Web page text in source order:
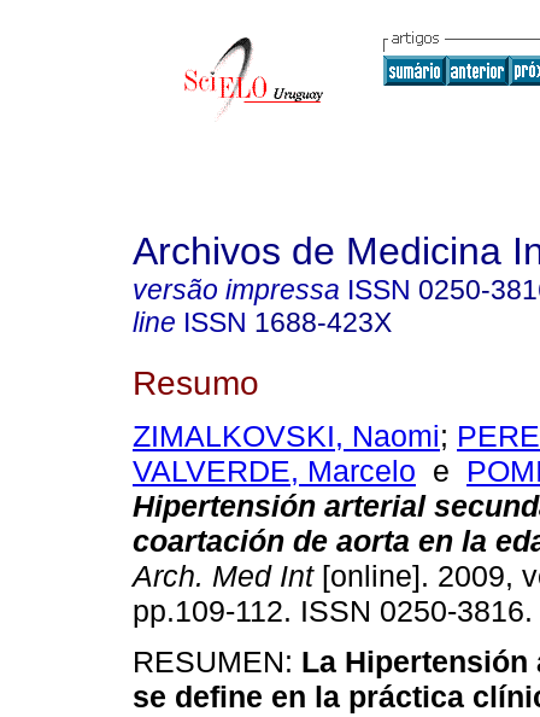
Archivos de Medicina
versão impressa ISSN 0250-
line ISSN 1688-423X
Resumo
ZIMALKOVSKI, Naomi;
VALVERDE, Marcelo e
Hipertensión arterial
coartación de aorta en la
Arch. Med Int[online]. 2009,
pp.109-112. ISSN 0250-3816.
RESUMEN: La Hipertensión
se define en la práctica